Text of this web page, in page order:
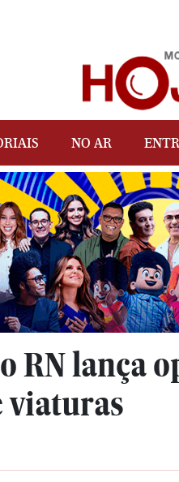
NO AR
RN lança
viaturas